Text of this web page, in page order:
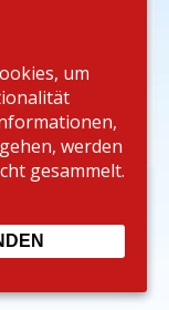
wir
um
werden
gesammelt.